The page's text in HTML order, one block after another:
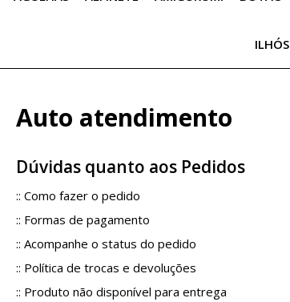
ILHÓS
Auto atendimento
Dúvidas quanto aos Pedidos
:: Como fazer o pedido
:: Formas de pagamento
:: Acompanhe o status do pedido
:: Política de trocas e devoluções
:: Produto não disponível para entrega